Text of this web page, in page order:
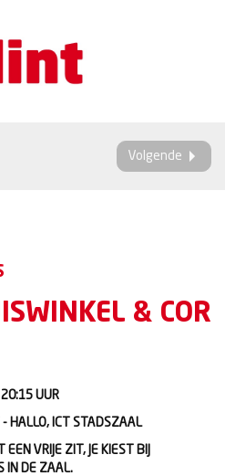
Volgende
& COR
20:15 UUR
HALLO, ICT STADSZAAL
VRIJE ZIT, JE KIEST BIJ
IN DE ZAAL.